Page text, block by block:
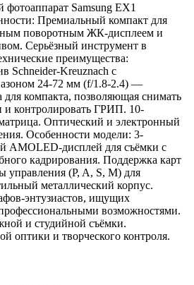
Samsung EX1
Премиальный компакт для
поворотным ЖК-дисплеем и
Серьёзный инструмент в
преимущества:
Schneider-Kreuznach с
24-72 мм (f/1.8-2.4) —
для компакта, позволяющая снимать
и контролировать ГРИП. 10-
Оптический и электронный
Особенности модели: 3-
AMOLED-дисплей для съёмки с
кадрирования. Поддержка карт
(P, A, S, M) для
металлический корпус.
энтузиастов, ищущих
возможностями.
и студийной съёмки.
оптики и творческого контроля.